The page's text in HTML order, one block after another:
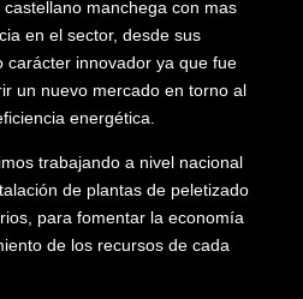
manchega con mas
en el sector, desde sus
carácter innovador ya que fue
un nuevo mercado en torno al
energética.
trabajando a nivel nacional
de plantas de peletizado
para fomentar la economía
de los recursos de cada